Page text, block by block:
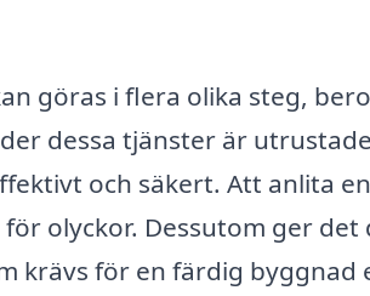
göras i flera olika steg,
dessa tjänster är
och säkert. Att anlita en
olyckor. Dessutom ger det
krävs för en färdig byggnad